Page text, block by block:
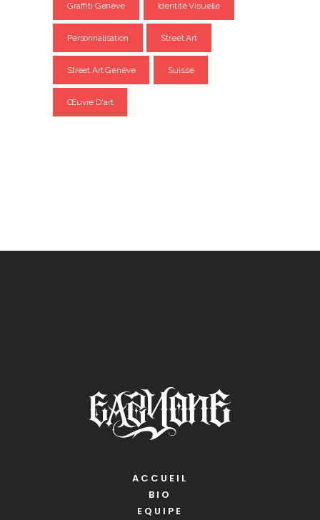
Graffiti Genève Identité Visuelle
Personnalisation Street Art
Street Art Genève Suisse
Œuvre D'art
ACCUEIL
BIO
EQUIPE